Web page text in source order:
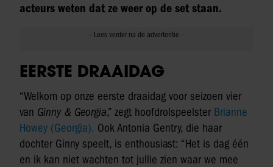
acteurs weten dat ze weer op de set staan.
EERSTE DRAAIDAG
“Welkom op onze eerste draaidag voor seizoen vier
van Ginny & Georgia,” zegt hoofdrolspeelster Brianne
Howey (Georgia). Ook Antonia Gentry, die haar
dochter Ginny speelt, is enthousiast: “Het is dag één
en ik kan niet wachten tot jullie zien waar we mee